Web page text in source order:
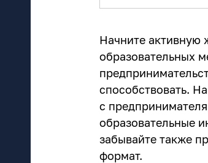
Начните активную
образовательных
способствовать.
с
образовательные
забывайте также
формат.